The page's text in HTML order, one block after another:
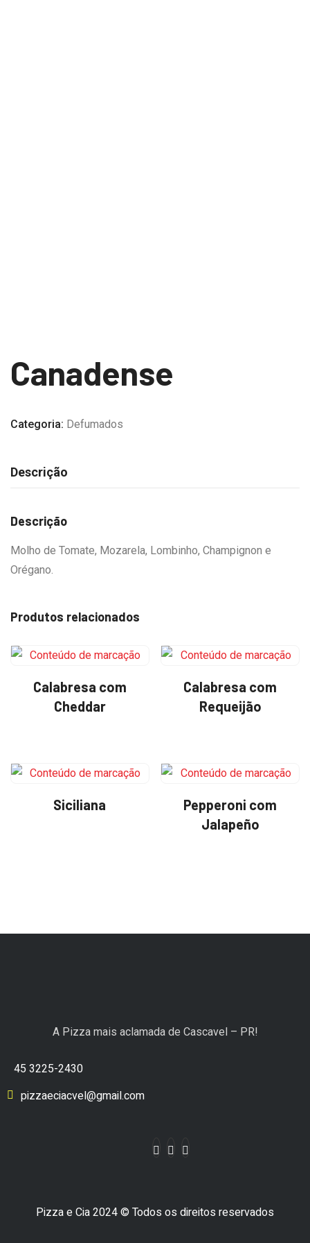
Canadense
Categoria: Defumados
Descrição
Descrição
Molho de Tomate, Mozarela, Lombinho, Champignon e
Orégano.
Produtos relacionados
Calabresa com
Cheddar
Calabresa com
Requeijão
Siciliana
Pepperoni com
Jalapeño
A Pizza mais aclamada de Cascavel – PR!
45 3225-2430
pizzaeciacvel@gmail.com
Pizza e Cia 2024 © Todos os direitos reservados